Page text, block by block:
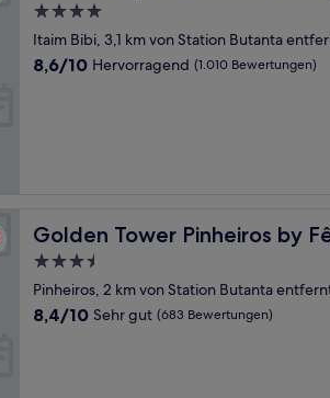
4.0-
Sterne-
Unterkunft
Itaim Bibi, 3,1 km von Station Butanta
8.6
8,6/10 Hervorragend (1.010 Bewertungen)
Golden Tower Pinheiros by
Golden Tower Pinheiros by Fênix
3.5-
Sterne-
Unterkunft
Pinheiros, 2 km von Station Butanta
8.4
8,4/10 Sehr gut (683 Bewertungen)